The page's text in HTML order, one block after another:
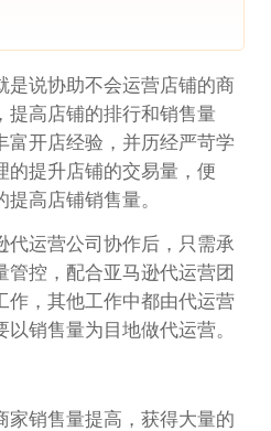
是说协助不会运营店铺的商
提高店铺的排行和销售量
富开店经验，并历经严苛学
的提升店铺的交易量，便
高店铺销售量。
代运营公司协作后，只需承
管控，配合亚马逊代运营团
作，其他工作中都由代运营
销售量为目地做代运营。
家销售量提高，获得大量的